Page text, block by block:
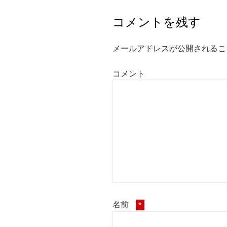
コメントを残す
メールアドレスが公開される
コメント
名前 *